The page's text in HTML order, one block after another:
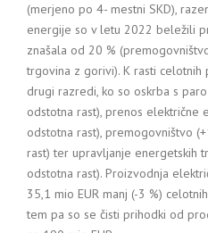
(merjeno po 4- mestni SKD),
energije so v letu 2022 beležili
znašala od 20 %
trgovina z gorivi). K rasti
drugi razredi, ko so oskrba s
odstotna rast), prenos električne
odstotna rast), premogovništvo
rast) ter upravljanje energetskih
odstotna rast). Proizvodnja
35,1 mio EUR manj (-3 %)
tem pa so se čisti prihodki od